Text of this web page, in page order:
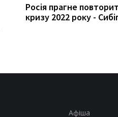
Росія прагне
кризу 2022 року -
Афіша